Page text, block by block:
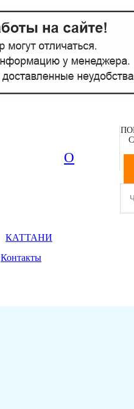
О
КАТТАНИ
Контакты